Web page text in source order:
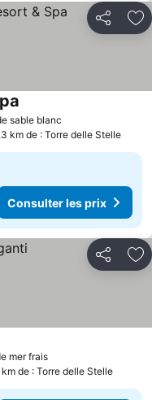
Partager
sable blanc
km de : Torre delle Stelle
Consulter les prix
Partager
mer frais
de : Torre delle Stelle